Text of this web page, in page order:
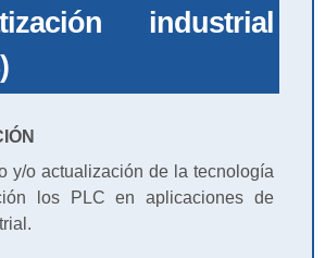
industrial
y/o actualización de la tecnología
los PLC en aplicaciones de